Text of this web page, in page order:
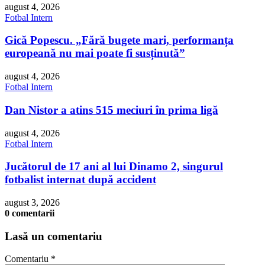
august 4, 2026
Fotbal Intern
Gică Popescu. „Fără bugete mari, performanța
europeană nu mai poate fi susținută”
august 4, 2026
Fotbal Intern
Dan Nistor a atins 515 meciuri în prima ligă
august 4, 2026
Fotbal Intern
Jucătorul de 17 ani al lui Dinamo 2, singurul
fotbalist internat după accident
august 3, 2026
0 comentarii
Lasă un comentariu
Comentariu *